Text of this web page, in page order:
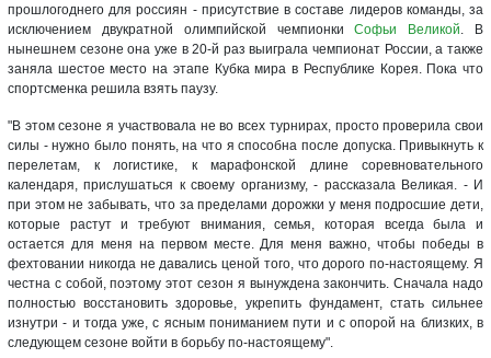
прошлогоднего для россиян - присутствие в составе лидеров команды, за
исключением двукратной олимпийской чемпионкиСофьи Великой. В
нынешнем сезоне она уже в 20-й раз выиграла чемпионат России, а также
заняла шестое место на этапе Кубка мира в Республике Корея. Пока что
спортсменка решила взять паузу.
"В этом сезоне я участвовала не во всех турнирах, просто проверила свои
силы - нужно было понять, на что я способна после допуска. Привыкнуть к
перелетам, к логистике, к марафонской длине соревновательного
календаря, прислушаться к своему организму, - рассказала Великая. - И
при этом не забывать, что за пределами дорожки у меня подросшие дети,
которые растут и требуют внимания, семья, которая всегда была и
остается для меня на первом месте. Для меня важно, чтобы победы в
фехтовании никогда не давались ценой того, что дорого по-настоящему. Я
честна с собой, поэтому этот сезон я вынуждена закончить. Сначала надо
полностью восстановить здоровье, укрепить фундамент, стать сильнее
изнутри - и тогда уже, с ясным пониманием пути и с опорой на близких, в
следующем сезоне войти в борьбу по-настоящему".